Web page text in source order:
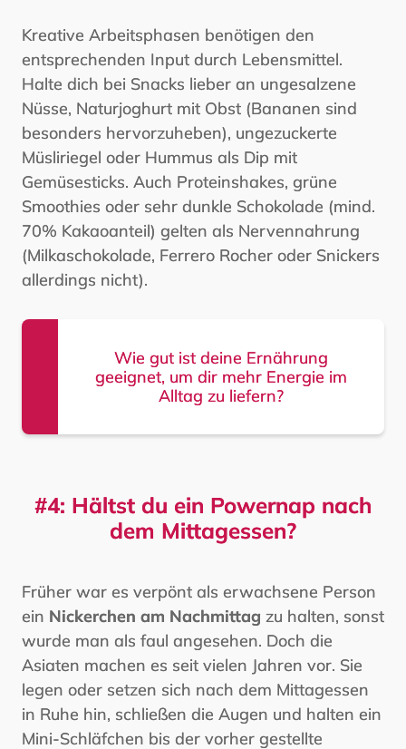
Kreative Arbeitsphasen benötigen den
entsprechenden Input durch Lebensmittel.
Halte dich bei Snacks lieber an ungesalzene
Nüsse, Naturjoghurt mit Obst (Bananen sind
besonders hervorzuheben), ungezuckerte
Müsliriegel oder Hummus als Dip mit
Gemüsesticks. Auch Proteinshakes, grüne
Smoothies oder sehr dunkle Schokolade (mind.
70% Kakaoanteil) gelten als Nervennahrung
(Milkaschokolade, Ferrero Rocher oder Snickers
allerdings nicht).
Wie gut ist deine Ernährung
geeignet, um dir mehr Energie im
Alltag zu liefern?
#4: Hältst du ein Powernap nach
dem Mittagessen?
Früher war es verpönt als erwachsene Person
ein Nickerchen am Nachmittag zu halten, sonst
wurde man als faul angesehen. Doch die
Asiaten machen es seit vielen Jahren vor. Sie
legen oder setzen sich nach dem Mittagessen
in Ruhe hin, schließen die Augen und halten ein
Mini-Schläfchen bis der vorher gestellte